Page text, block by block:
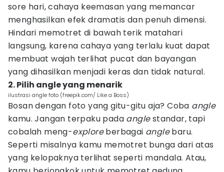
sore hari, cahaya keemasan yang memancar
menghasilkan efek dramatis dan penuh dimensi.
Hindari memotret di bawah terik matahari
langsung, karena cahaya yang terlalu kuat dapat
membuat wajah terlihat pucat dan bayangan
yang dihasilkan menjadi keras dan tidak natural.
2. Pilih angle yang menarik
ilustrasi angle foto (freepik.com/ Like a Boss)
Bosan dengan foto yang gitu-gitu aja? Coba angle
kamu. Jangan terpaku pada anglestandar, tapi
cobalah meng-exploreberbagai anglebaru.
Seperti misalnya kamu memotret bunga dari atas
yang kelopaknya terlihat seperti mandala. Atau,